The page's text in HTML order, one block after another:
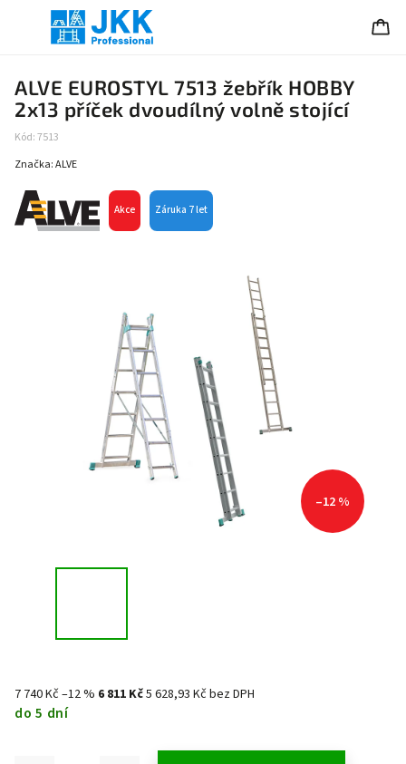
ALVE EUROSTYL 7513 žebřík HOBBY
2x13 příček dvoudílný volně stojící
Kód:7513
Akce Záruka 7 let
Značka:ALVE
–12 %
7 740 Kč–12 % 6 811 Kč5 628,93 Kč bez DPH
do 5 dní